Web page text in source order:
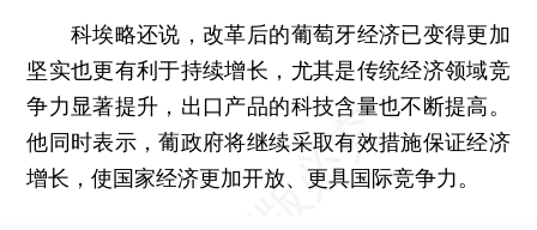
科埃略还说，改革后的葡萄牙经济已变得更加
坚实也更有利于持续增长，尤其是传统经济领域竞
争力显著提升，出口产品的科技含量也不断提高。
他同时表示，葡政府将继续采取有效措施保证经济
增长，使国家经济更加开放、更具国际竞争力。